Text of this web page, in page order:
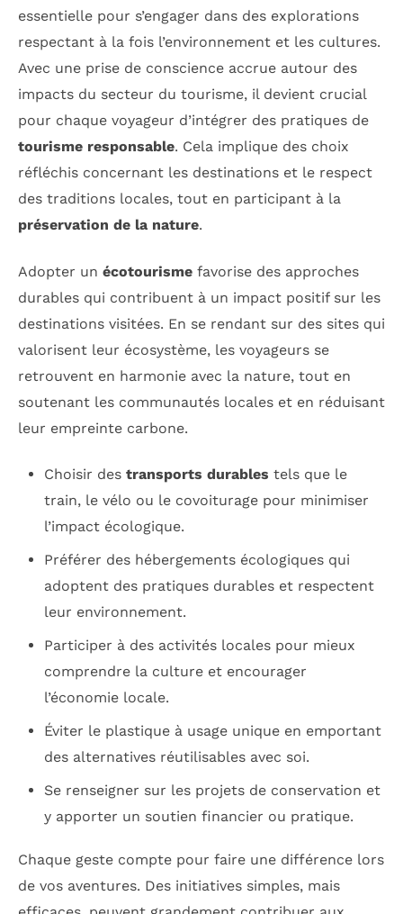
essentielle pour s’engager dans des explorations
respectant à la fois l’environnement et les cultures.
Avec une prise de conscience accrue autour des
impacts du secteur du tourisme, il devient crucial
pour chaque voyageur d’intégrer des pratiques de
tourisme responsable. Cela implique des choix
réfléchis concernant les destinations et le respect
des traditions locales, tout en participant à la
préservation de la nature.
Adopter un écotourisme favorise des approches
durables qui contribuent à un impact positif sur les
destinations visitées. En se rendant sur des sites qui
valorisent leur écosystème, les voyageurs se
retrouvent en harmonie avec la nature, tout en
soutenant les communautés locales et en réduisant
leur empreinte carbone.
Choisir des transports durables tels que le
train, le vélo ou le covoiturage pour minimiser
l’impact écologique.
Préférer des hébergements écologiques qui
adoptent des pratiques durables et respectent
leur environnement.
Participer à des activités locales pour mieux
comprendre la culture et encourager
l’économie locale.
Éviter le plastique à usage unique en emportant
des alternatives réutilisables avec soi.
Se renseigner sur les projets de conservation et
y apporter un soutien financier ou pratique.
Chaque geste compte pour faire une différence lors
de vos aventures. Des initiatives simples, mais